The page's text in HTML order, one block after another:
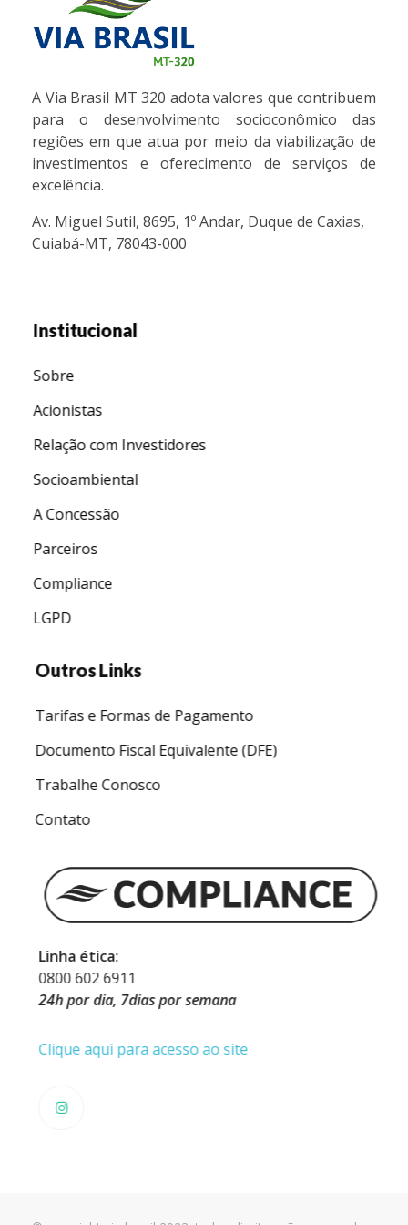
a
“
a
ç
a
B
o
n
o
:
P
t
e
j
a
n
s
a
s
c
r
n
a
s
a
c
A Via Brasil MT 320 adota valores que contribuem
para o desenvolvimento socioconômico das
regiões em que atua por meio da viabilização de
investimentos e oferecimento de serviços de
excelência.
Av. Miguel Sutil, 8695, 1º Andar, Duque de Caxias,
Cuiabá-MT, 78043-000
Institucional
Sobre
Acionistas
Relação com Investidores
Socioambiental
A Concessão
Parceiros
Compliance
LGPD
Outros Links
Tarifas e Formas de Pagamento
Documento Fiscal Equivalente (DFE)
Trabalhe Conosco
Contato
Linha ética:
0800 602 6911
24h por dia, 7dias por semana
Clique aqui para acesso ao site